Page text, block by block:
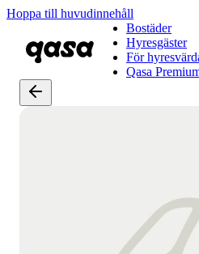
Hoppa till huvudinnehåll
Bostäder
Hyresgäster
För
Qasa